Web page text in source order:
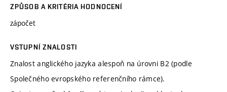
ZPŮSOB A KRITÉRIA HODNOCENÍ
zápočet
VSTUPNÍ ZNALOSTI
Znalost anglického jazyka alespoň na úrovni B2 (podle
Společného evropského referenčního rámce).